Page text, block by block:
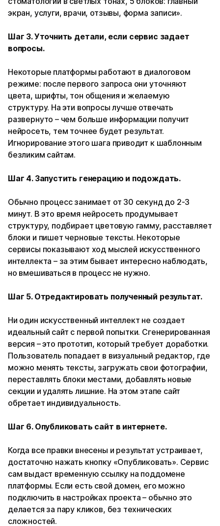
экран, услуги, врачи, отзывы, форма записи».
Шаг 3. Уточнить детали, если сервис задает
вопросы.
Некоторые платформы работают в диалоговом
режиме: после первого запроса они уточняют
цвета, шрифты, тон общения и желаемую
структуру. На эти вопросы лучше отвечать
развернуто – чем больше информации получит
нейросеть, тем точнее будет результат.
Игнорирование этого шага приводит к шаблонным
безликим сайтам.
Шаг 4. Запустить генерацию и подождать.
Обычно процесс занимает от 30 секунд до 2-3
минут. В это время нейросеть продумывает
структуру, подбирает цветовую гамму, расставляет
блоки и пишет черновые тексты. Некоторые
сервисы показывают ход мыслей искусственного
интеллекта – за этим бывает интересно наблюдать,
но вмешиваться в процесс не нужно.
Шаг 5. Отредактировать полученный результат.
Ни один искусственный интеллект не создает
идеальный сайт с первой попытки. Сгенерированная
версия – это прототип, который требует доработки.
Пользователь попадает в визуальный редактор, где
можно менять тексты, загружать свои фотографии,
переставлять блоки местами, добавлять новые
секции и удалять лишние. На этом этапе сайт
обретает индивидуальность.
Шаг 6. Опубликовать сайт в интернете.
Когда все правки внесены и результат устраивает,
достаточно нажать кнопку «Опубликовать». Сервис
сам выдаст временную ссылку на поддомене
платформы. Если есть свой домен, его можно
подключить в настройках проекта – обычно это
делается за пару кликов, без технических
сложностей.